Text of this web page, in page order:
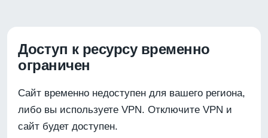
Доступ к ресурсу временно
ограничен
Сайт временно недоступен для вашего региона,
либо вы используете VPN. Отключите VPN и
сайт будет доступен.